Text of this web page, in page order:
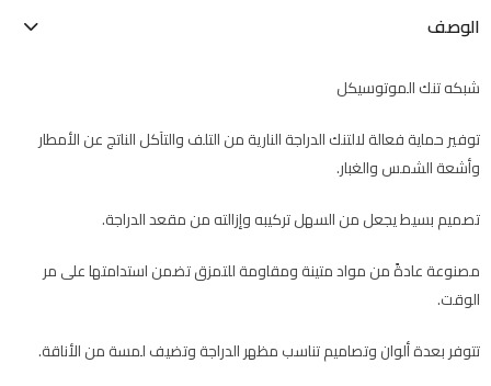
الوصف
شبكه تنك الموتوسيكل
توفير حماية فعالة لالتنك الدراجة النارية من التلف والتآكل الناتج عن الأمطار
وأشعة الشمس والغبار.
تصميم بسيط يجعل من السهل تركيبه وإزالته من مقعد الدراجة.
مصنوعة عادةً من مواد متينة ومقاومة للتمزق تضمن استدامتها على مر
الوقت.
تتوفر بعدة ألوان وتصاميم تناسب مظهر الدراجة وتضيف لمسة من الأناقة.